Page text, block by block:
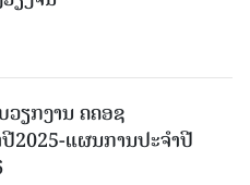
ຽກງານ ຄຄອຊ
2025-ແຜນການປະຈຳປີ